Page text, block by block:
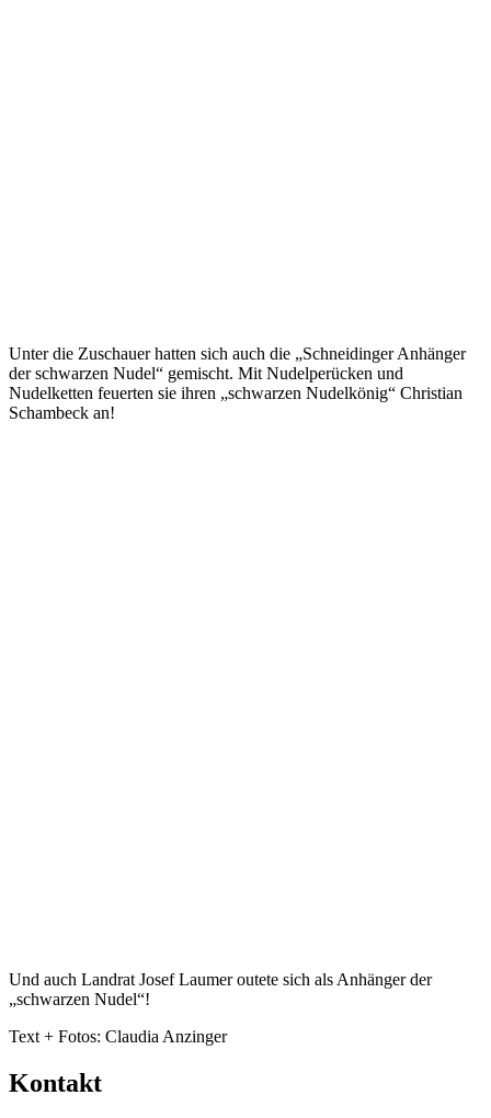
Unter die Zuschauer hatten sich auch die „Schneidinger Anhänger
der schwarzen Nudel“ gemischt. Mit Nudelperücken und
Nudelketten feuerten sie ihren „schwarzen Nudelkönig“ Christian
Schambeck an!
Und auch Landrat Josef Laumer outete sich als Anhänger der
„schwarzen Nudel“!
Text + Fotos: Claudia Anzinger
Kontakt